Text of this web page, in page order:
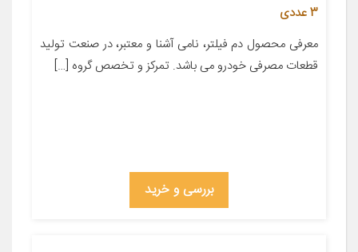
3 عددی
معرفی محصول دم فیلتر، نامی آشنا و معتبر، در صنعت تولید
قطعات مصرفی خودرو می باشد. تمرکز و تخصص گروه […]
بررسی و خرید